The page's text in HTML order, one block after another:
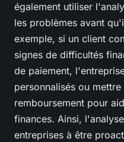
également utiliser
les problèmes avant
exemple, si un client
signes de difficultés
de paiement,
personnalisés ou
remboursement pour
finances. Ainsi,
entreprises à être